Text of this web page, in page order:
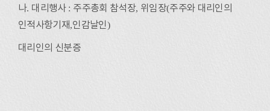
나. 대리행사 : 주주총회 참석장, 위임장(주주와 대리인의
인적사항기재,인감날인)
대리인의 신분증